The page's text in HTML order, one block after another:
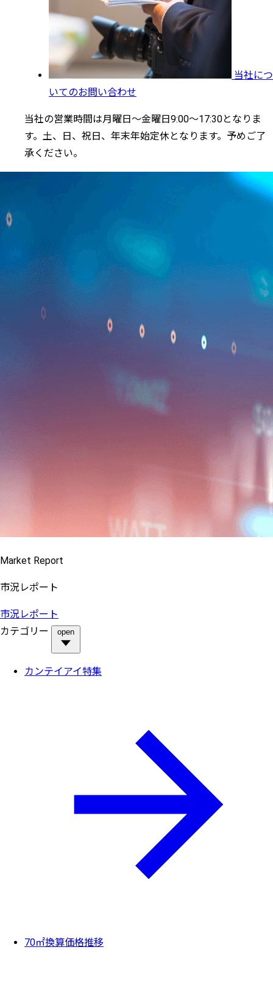
当社につ
いてのお問い合わせ
当社の営業時間は月曜日～金曜日9:00～17:30となりま
す。土、日、祝日、年末年始定休となります。予めご了
承ください。
Market Report
市況レポート
市況レポート
カテゴリー
open
カンテイアイ特集
70㎡換算価格推移